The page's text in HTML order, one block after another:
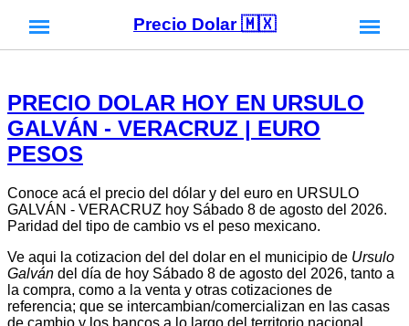
Precio Dolar 🇲🇽
PRECIO DOLAR HOY EN URSULO
GALVÁN - VERACRUZ | EURO
PESOS
Conoce acá el precio del dólar y del euro en URSULO
GALVÁN - VERACRUZ hoy Sábado 8 de agosto del 2026.
Paridad del tipo de cambio vs el peso mexicano.
Ve aqui la cotizacion del del dolar en el municipio de Ursulo
Galván del día de hoy Sábado 8 de agosto del 2026, tanto a
la compra, como a la venta y otras cotizaciones de
referencia; que se intercambian/comercializan en las casas
de cambio y los bancos a lo largo del territorio nacional